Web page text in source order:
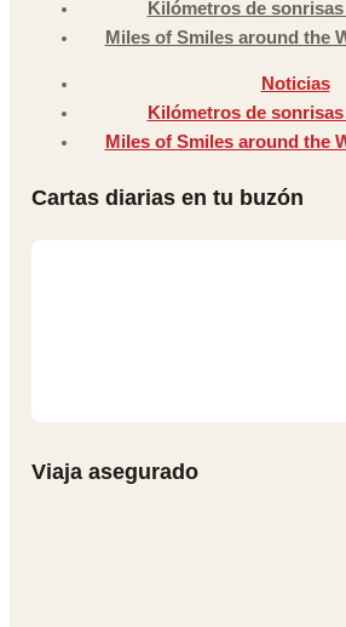
Kilómetros de sonrisas
Miles of Smiles around the
Noticias
Kilómetros de sonrisas
Miles of Smiles around the
Cartas diarias en tu buzón
Viaja asegurado